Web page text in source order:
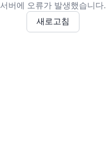
서버에 오류가 발생했습니다.
새로고침